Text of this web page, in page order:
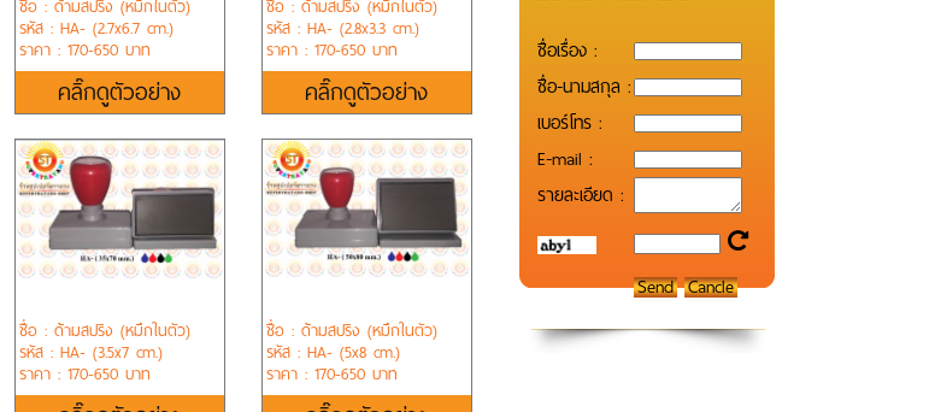
ชื่อ : ด้ามสปริง (หมึกในตัว)
รหัส : HA- (2.7x6.7 cm.)
ราคา : 170-650 บาท
คลิ๊กดูตัวอย่าง
ชื่อ : ด้ามสปริง (หมึกในตัว)
รหัส : HA- (2.8x3.3 cm.)
ราคา : 170-650 บาท
คลิ๊กดูตัวอย่าง
ชื่อ : ด้ามสปริง (หมึกในตัว)
รหัส : HA- (3.5x7 cm.)
ราคา : 170-650 บาท
ชื่อ : ด้ามสปริง (หมึกในตัว)
รหัส : HA- (5x8 cm.)
ราคา : 170-650 บาท
ชื่อเรื่อง :
ชื่อ-นามสกุล :
เบอร์โทร :
E-mail :
รายละเอียด :